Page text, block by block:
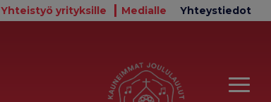
Yhteistyö yrityksille Medialle Yhteystiedot